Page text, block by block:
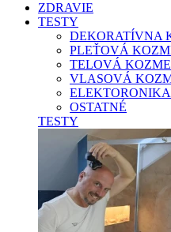
ZDRAVIE
TESTY
DEKORATÍVNA
PLEŤOVÁ
TELOVÁ
VLASOVÁ
ELEKTORONIKA
OSTATNÉ
TESTY